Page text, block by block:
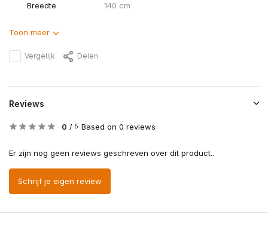
Breedte 140 cm
Toon meer
Vergelijk Delen
Reviews
0 / 5 Based on 0 reviews
Er zijn nog geen reviews geschreven over dit product..
Schrijf je eigen review